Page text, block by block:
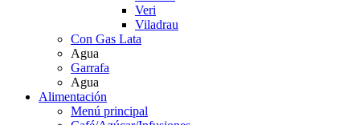
Veri
Viladrau
Con Gas Lata
Agua
Garrafa
Agua
Alimentación
Menú principal